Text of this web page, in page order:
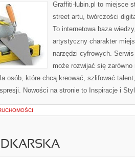
Graffiti-lubin.pl to miejsce
street artu, twórczości
To internetowa baza
artystyczny charakter
narzędzi cyfrowych.
może rozwijać się
osób, które chcą kreować, szlifować
Nowości na stronie to Inspiracje i